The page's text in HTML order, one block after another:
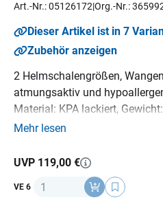
Art.-Nr.: 05126172 Org.-Nr.:
Dieser Artikel ist in 7
Zubehör anzeigen
2 Helmschalengrößen,
atmungsaktiv und
Material: KPA lackiert,
06Norm.
Mehr lesen
UVP 119,00 €
VE 6 Anzahl